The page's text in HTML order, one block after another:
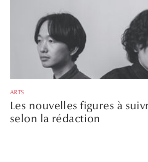
ARTS
Les nouvelles figures à
selon la rédaction